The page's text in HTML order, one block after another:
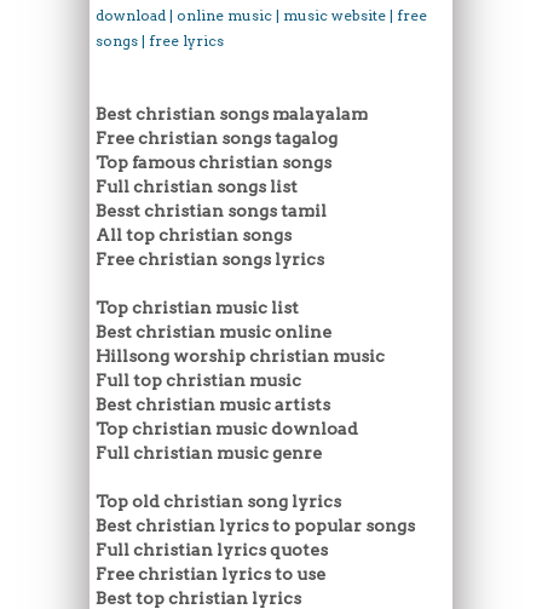
download | online music | music website | free
songs | free lyrics
Best christian songs malayalam
Free christian songs tagalog
Top famous christian songs
Full christian songs list
Besst christian songs tamil
All top christian songs
Free christian songs lyrics
Top christian music list
Best christian music online
Hillsong worship christian music
Full top christian music
Best christian music artists
Top christian music download
Full christian music genre
Top old christian song lyrics
Best christian lyrics to popular songs
Full christian lyrics quotes
Free christian lyrics to use
Best top christian lyrics